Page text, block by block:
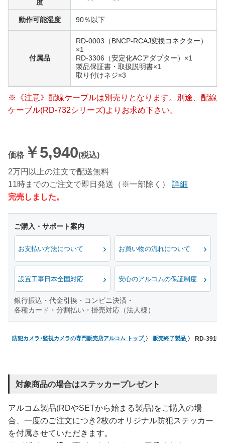
度
動作可能湿度 90％以下
付属品
RD-0003（BNCP-RCAJ変換コネクター）
×1
RD-3306（安定化ACアダプター）×1
製品保証書・取扱説明書×1
取り付けネジ×3
※《注意》配線ケーブルは別売りとなります。別途、配線
ケーブル(RD-732シリーズ)よりお求め下さい。
価格 ￥5,940(税込)
2万円以上の注文で配送無料
11時までのご注文で即日発送（※一部除く）
詳細
完売しました。
お支払い方法について お買い物の流れについて
設置工事日本全国対応 安心のアルコムの保証制度
銀行振込・代金引換・コンビニ決済・
各種カード・分割払い・掛売対応（法人様）
防犯カメラ･監視カメラの専門販売店アルコム トップ 販売終了製品 RD-3915
対象商品の場合はステッカープレゼント
アルコム製品(RDやSETから始まる製品)をご購入の場
合、一度のご注文につき2枚のオリジナル防犯ステッカー
を付属させていただきます。